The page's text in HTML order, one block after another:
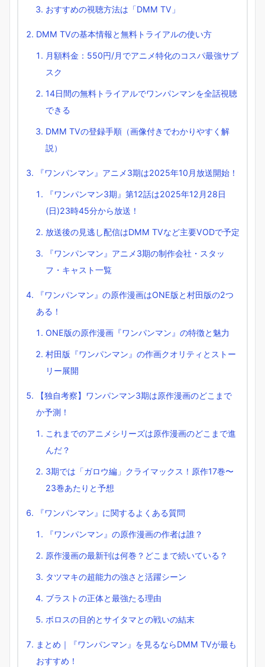
おすすめの視聴方法は「DMM TV」
DMM TVの基本情報と無料トライアルの使い方
月額料金：550円/月でアニメ特化のコスパ最強サブ
スク
14日間の無料トライアルでワンパンマンを全話視聴
できる
DMM TVの登録手順（画像付きでわかりやすく解
説）
『ワンパンマン』アニメ3期は2025年10月放送開始！
『ワンパンマン3期』第12話は2025年12月28日
(日)23時45分から放送！
放送後の見逃し配信はDMM TVなど主要VODで予定
『ワンパンマン』アニメ3期の制作会社・スタッ
フ・キャスト一覧
『ワンパンマン』の原作漫画はONE版と村田版の2つ
ある！
ONE版の原作漫画『ワンパンマン』の特徴と魅力
村田版『ワンパンマン』の作画クオリティとストー
リー展開
【独自考察】ワンパンマン3期は原作漫画のどこまで
か予測！
これまでのアニメシリーズは原作漫画のどこまで進
んだ？
3期では「ガロウ編」クライマックス！原作17巻〜
23巻あたりと予想
『ワンパンマン』に関するよくある質問
『ワンパンマン』の原作漫画の作者は誰？
原作漫画の最新刊は何巻？どこまで続いている？
タツマキの超能力の強さと活躍シーン
ブラストの正体と最強たる理由
ボロスの目的とサイタマとの戦いの結末
まとめ｜『ワンパンマン』を見るならDMM TVが最も
おすすめ！